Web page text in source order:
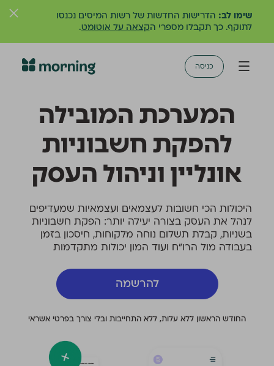
שימו לב: הדרישות החדשות של רשות המיסים נכנסו
לתוקף. כך תקבלו מספרי הקצאה על אוטומט.
כניסה
המערכת המובילה
להפקת חשבוניות
אונליין וניהול העסק
היכולות הכי חשובות לעצמאים ועצמאיות שמעדיפים
לנהל את העסק בצורה יעילה יותר: הפקת חשבוניות
בשניות, קבלת תשלום נוחה מלקוחות, חיסכון בזמן
בעבודה מול הרו״ח ועוד המון יכולות מתקדמות
להרשמה
החודש הראשון ללא עלות, ללא התחייבות ובלי צורך בפרטי אשראי